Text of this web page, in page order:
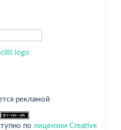
рекламой
по лицензии Creative